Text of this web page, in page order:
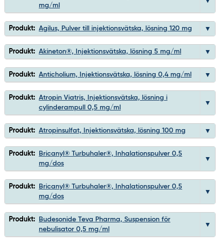
mg/ml
Produkt: Agilus, Pulver till injektionsvätska, lösning 120 mg
Produkt: Akineton®, Injektionsvätska, lösning 5 mg/ml
Produkt: Anticholium, Injektionsvätska, lösning 0,4 mg/ml
Produkt: Atropin Viatris, Injektionsvätska, lösning i
cylinderampull 0,5 mg/ml
Produkt: Atropinsulfat, Injektionsvätska, lösning 100 mg
Produkt:
Bricanyl® Turbuhaler®, Inhalationspulver 0,5
mg/dos
Produkt:
Bricanyl® Turbuhaler®, Inhalationspulver 0,5
mg/dos
Produkt:
Budesonide Teva Pharma, Suspension för
nebulisator 0,5 mg/ml